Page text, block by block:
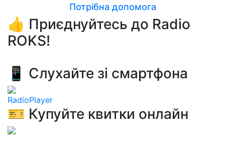
Потрібна допомога
👍 Приєднуйтесь до Radio
ROKS!
📱 Слухайте зі смартфона
RadioPlayer
🎫 Купуйте квитки онлайн